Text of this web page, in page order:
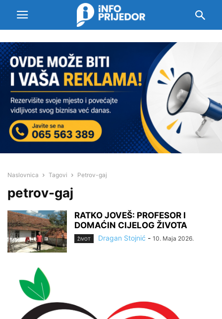
Naslovnica Tagovi Petrov-gaj
petrov-gaj
RATKO JOVEŠ: PROFESOR I
DOMAĆIN CIJELOG ŽIVOTA
ŽIVOT Dragan Stojnić - 10. Maja 2026.